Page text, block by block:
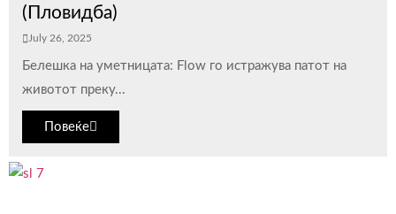
(Пловидба)
July 26, 2025
Белешка на уметницата: Flow го истражува патот на
животот преку...
Повеќе